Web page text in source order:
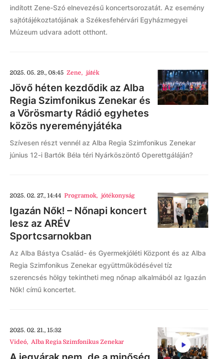
indított Zene-Szó elnevezésű koncertsorozatát. Az esemény
sajtótájékoztatójának a Székesfehérvári Egyházmegyei
Múzeum udvara adott otthont.
2025. 05. 29., 08:45 Zene, játék
Jövő héten kezdődik az Alba
Regia Szimfonikus Zenekar és
a Vörösmarty Rádió egyhetes
közös nyereményjátéka
Szívesen részt vennél az Alba Regia Szimfonikus Zenekar
június 12-i Bartók Béla téri Nyárköszöntő Operettgáláján?
2025. 02. 27., 14:44 Programok, jótékonyság
Igazán Nők! – Nőnapi koncert
lesz az ARÉV
Sportcsarnokban
Az Alba Bástya Család- és Gyermekjóléti Központ és az Alba
Regia Szimfonikus Zenekar együttműködésével tíz
szerencsés hölgy tekintheti meg nőnap alkalmából az Igazán
Nők! című koncertet.
2025. 02. 21., 15:32
Videó, Alba Regia Szimfonikus Zenekar